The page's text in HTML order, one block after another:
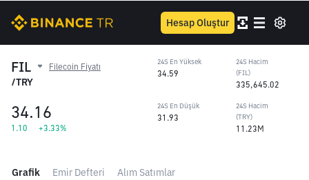
Hesap Oluştur
FIL Filecoin Fiyatı
/TRY
34.16
1.10 +3.33%
24S En Yüksek
34.59
24S En Düşük
31.93
24S Hacim
(FIL)
335,645.02
24S Hacim
(TRY)
11.23M
Grafik Emir Defteri Alım Satımlar